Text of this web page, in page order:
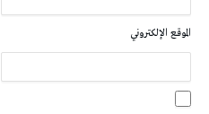
الموقع الإلكتروني